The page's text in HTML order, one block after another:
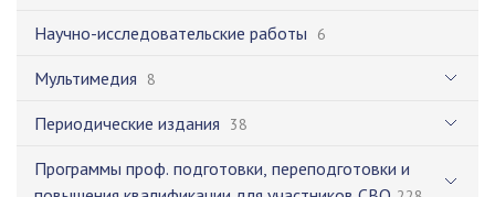
Научно-исследовательские работы 6
Мультимедия 8
Периодические издания 38
Программы проф. подготовки, переподготовки и